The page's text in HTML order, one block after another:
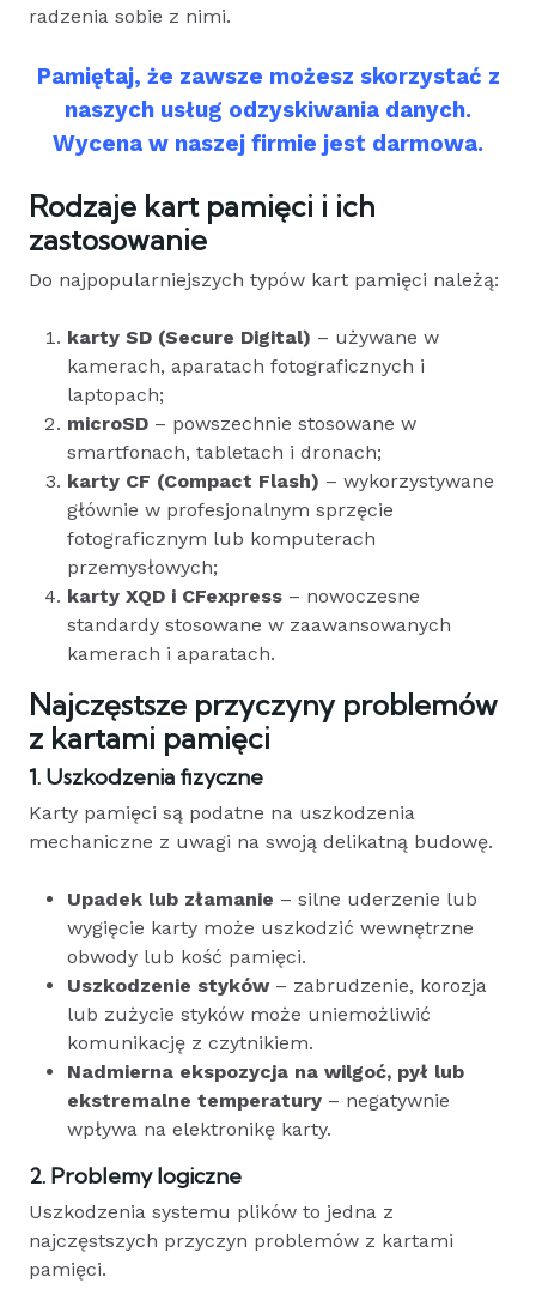
radzenia sobie z nimi.
Pamiętaj, że zawsze możesz skorzystać z
naszych usług odzyskiwania danych.
Wycena w naszej firmie jest darmowa.
Rodzaje kart pamięci i ich
zastosowanie
Do najpopularniejszych typów kart pamięci należą:
karty SD (Secure Digital) – używane w
kamerach, aparatach fotograficznych i
laptopach;
microSD – powszechnie stosowane w
smartfonach, tabletach i dronach;
karty CF (Compact Flash) – wykorzystywane
głównie w profesjonalnym sprzęcie
fotograficznym lub komputerach
przemysłowych;
karty XQD i CFexpress – nowoczesne
standardy stosowane w zaawansowanych
kamerach i aparatach.
Najczęstsze przyczyny problemów
z kartami pamięci
1. Uszkodzenia fizyczne
Karty pamięci są podatne na uszkodzenia
mechaniczne z uwagi na swoją delikatną budowę.
Upadek lub złamanie – silne uderzenie lub
wygięcie karty może uszkodzić wewnętrzne
obwody lub kość pamięci.
Uszkodzenie styków– zabrudzenie, korozja
lub zużycie styków może uniemożliwić
komunikację z czytnikiem.
Nadmierna ekspozycja na wilgoć, pył lub
ekstremalne temperatury – negatywnie
wpływa na elektronikę karty.
2. Problemy logiczne
Uszkodzenia systemu plików to jedna z
najczęstszych przyczyn problemów z kartami
pamięci.